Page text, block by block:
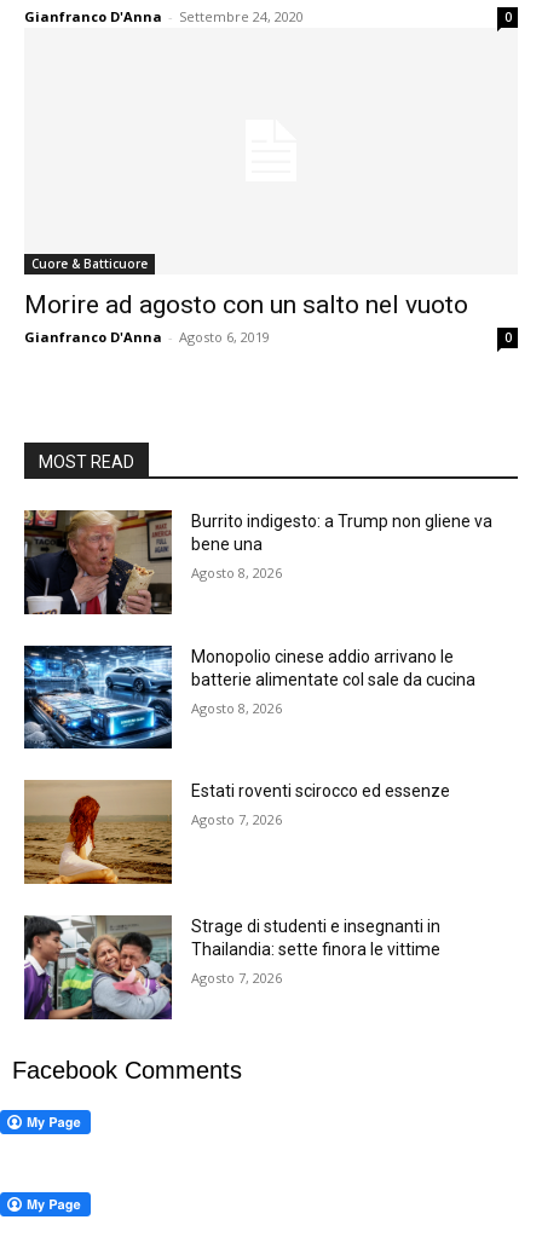
Gianfranco D'Anna - Settembre 24, 2020 0
Cuore & Batticuore
Morire ad agosto con un salto nel vuoto
Gianfranco D'Anna - Agosto 6, 2019 0
MOST READ
Burrito indigesto: a Trump non gliene va
bene una
Agosto 8, 2026
Monopolio cinese addio arrivano le
batterie alimentate col sale da cucina
Agosto 8, 2026
Estati roventi scirocco ed essenze
Agosto 7, 2026
Strage di studenti e insegnanti in
Thailandia: sette finora le vittime
Agosto 7, 2026
Facebook Comments